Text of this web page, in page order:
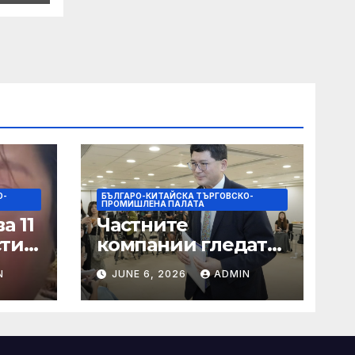
11
БЪЛГАРО-КИТАЙСКА ТЪРГОВСКО-
ПРОМИШЛЕНА ПАЛАТА
Частните
компании гледат
на по-голяма роля
в стратегическата
енергетика
JUNE 6, 2026 ADMIN